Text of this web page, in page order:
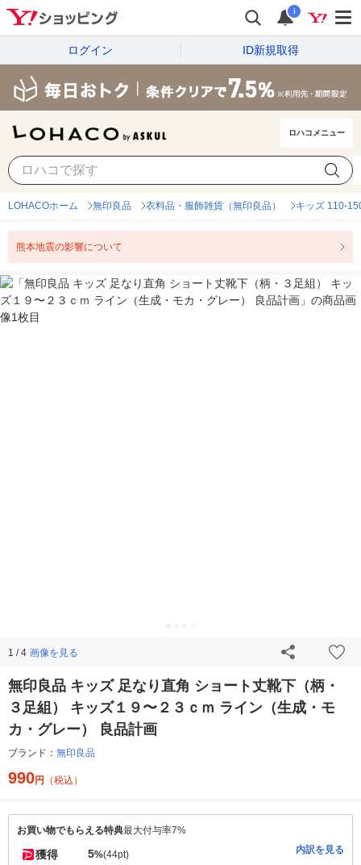
i
ログイン ID新規取得
ロハコメニュー
LOHACOホーム 無印良品 衣料品・服飾雑貨（無印良品） キッズ 110-
熊本地震の影響について
1 / 4 画像を見る
無印良品 キッズ 足なり直角 ショート丈靴下（柄・
３足組） キッズ１９〜２３ｃｍ ライン（生成・モ
カ・グレー） 良品計画
ブランド： 無印良品
990円 （税込）
お買い物でもらえる特典最大付与率7%
獲得 5%(44pt) 内訳を見る